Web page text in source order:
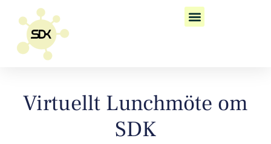
Virtuellt Lunchmöte om
SDK